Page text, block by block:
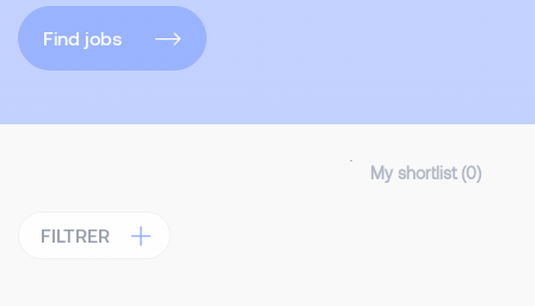
Find jobs
My shortlist (0)
FILTRER